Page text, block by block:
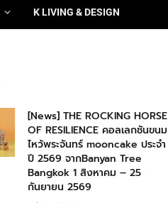
K LIVING & DESIGN
[News] THE ROCKING HORSE
OF RESILIENCE คอลเลกชันขนม
ไหว้พระจันทร์ mooncake ประจำ
ปี 2569 จากBanyan Tree
Bangkok 1 สิงหาคม – 25
กันยายน 2569